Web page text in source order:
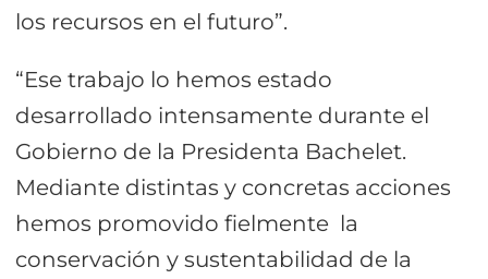
los recursos en el futuro”.
“Ese trabajo lo hemos estado
desarrollado intensamente durante el
Gobierno de la Presidenta Bachelet.
Mediante distintas y concretas acciones
hemos promovido fielmente la
conservación y sustentabilidad de la